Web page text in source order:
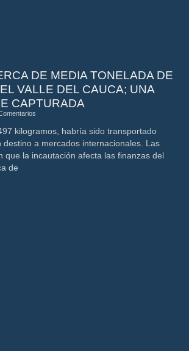
DE MEDIA TONELADA DE
VALLE DEL CAUCA; UNA
CAPTURADA
kilogramos, habría sido transportado
destino a mercados internacionales. Las
que la incautación afecta las finanzas del
de